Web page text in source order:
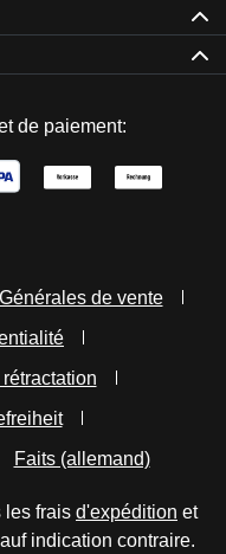
de paiement:
de vente
Faits (allemand)
les frais d'expédition et
indication contraire.